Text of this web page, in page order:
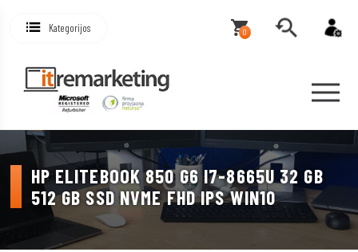
Kategorijos 0
HP ELITEBOOK 850 G6 I7-8665U 32 GB
512 GB SSD NVME FHD IPS WIN10